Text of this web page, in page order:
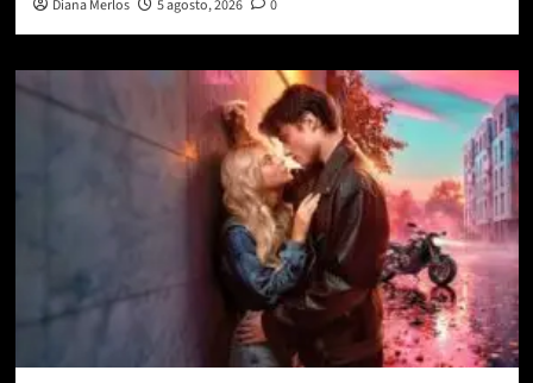
Diana Merlos 5 agosto, 2026 0